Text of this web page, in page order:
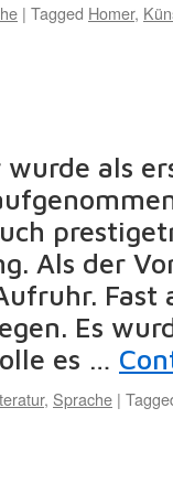
| Tagged Homer,
als
Als der
Fast
Es
es …
, Sprache |